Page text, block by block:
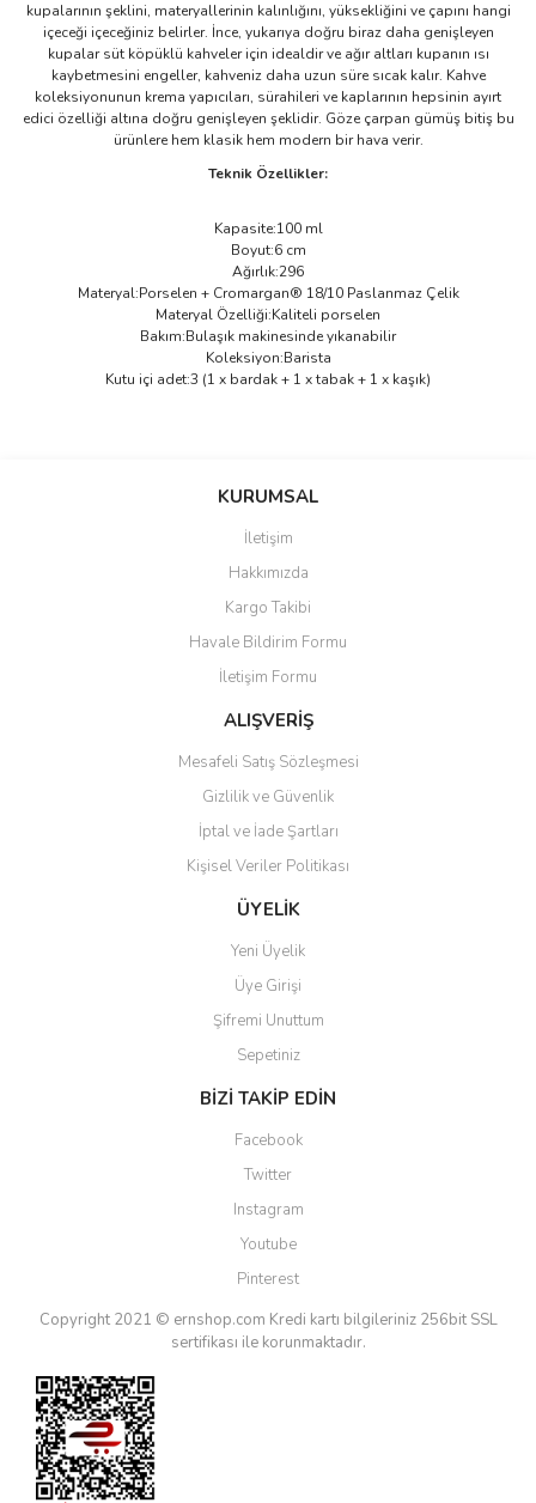
kupalarının şeklini, materyallerinin kalınlığını, yüksekliğini ve çapını hangi
içeceği içeceğiniz belirler. İnce, yukarıya doğru biraz daha genişleyen
kupalar süt köpüklü kahveler için idealdir ve ağır altları kupanın ısı
kaybetmesini engeller, kahveniz daha uzun süre sıcak kalır. Kahve
koleksiyonunun krema yapıcıları, sürahileri ve kaplarının hepsinin ayırt
edici özelliği altına doğru genişleyen şeklidir. Göze çarpan gümüş bitiş bu
ürünlere hem klasik hem modern bir hava verir.
Teknik Özellikler:
Kapasite:100 ml
Boyut:6 cm
Ağırlık:296
Materyal:Porselen + Cromargan® 18/10 Paslanmaz Çelik
Materyal Özelliği:Kaliteli porselen
Bakım:Bulaşık makinesinde yıkanabilir
Koleksiyon:Barista
Kutu içi adet:3 (1 x bardak + 1 x tabak + 1 x kaşık)
Bu ürüne ilk yorumu siz yapın!
Ürün resmi kalitesiz, bozuk veya görüntülenemiyor.
Ürün açıklamasında eksik bilgiler bulunuyor.
Ürün bilgilerinde hatalar bulunuyor.
Ürün fiyatı diğer sitelerden daha pahalı.
Bu ürüne benzer farklı alternatifler olmalı.
Gönder
KURUMSAL
İletişim
Hakkımızda
Kargo Takibi
Havale Bildirim Formu
İletişim Formu
ALIŞVERİŞ
Mesafeli Satış Sözleşmesi
Gizlilik ve Güvenlik
İptal ve İade Şartları
Kişisel Veriler Politikası
ÜYELİK
Yeni Üyelik
Üye Girişi
Şifremi Unuttum
Sepetiniz
BİZİ TAKİP EDİN
Facebook
Twitter
Instagram
Youtube
Pinterest
Copyright 2021 © ernshop.com Kredi kartı bilgileriniz 256bit SSL
sertifikası ile korunmaktadır.